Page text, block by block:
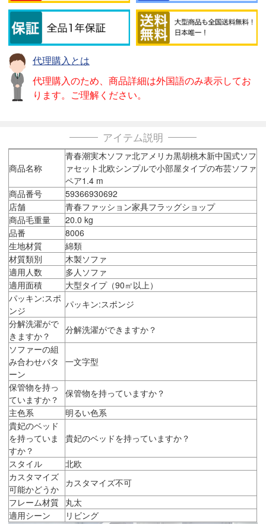
代理購入とは
代理購入のため、商品詳細は外国語のみ表示してお
ります。ご理解ください。
アイテム説明
商品名称
青春潮実木ソファ北アメリカ黒胡桃木新中国式ソフ
ァセット北欧シンプルで小部屋タイプの布芸ソファ
ペア1.4 m
商品番号
59366930692
店舗
青春ファッション家具フラッグショップ
商品毛重量
20.0 kg
品番
8006
生地材質
綿類
材質類別
木製ソファ
適用人数
多人ソファ
適用面積
大型タイプ（90㎡以上）
パッキン:スポ
ンジ
パッキン:スポンジ
分解洗濯がで
きますか？
分解洗濯ができますか？
ソファーの組
み合わせパタ
ーン
一文字型
保管物を持っ
ていますか？
保管物を持っていますか？
主色系
明るい色系
貴妃のベッド
を持っていま
すか？
貴妃のベッドを持っていますか？
スタイル
北欧
カスタマイズ
可能かどうか
カスタマイズ不可
フレーム材質 丸太
適用シーン
リビング